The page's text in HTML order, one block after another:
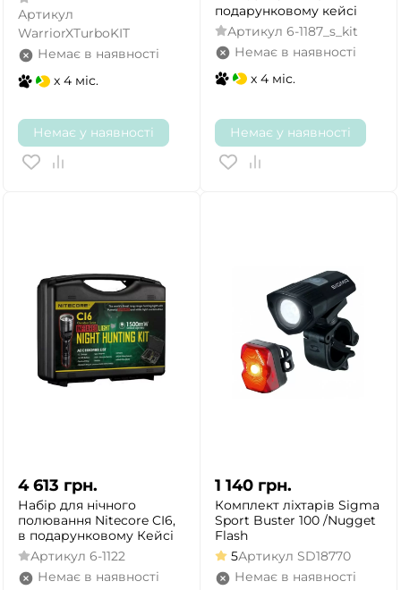
Артикул
WarriorXTurboKIT
Немає в наявності
x 4 міс.
Немає у наявності
подарунковому кейсі
Артикул 6-1187_s_kit
Немає в наявності
x 4 міс.
Немає у наявності
4 613 грн.
Набір для нічного
полювання Nitecore CI6,
в подарунковому Кейсі
Артикул 6-1122
Немає в наявності
1 140 грн.
Комплект ліхтарів Sigma
Sport Buster 100 /Nugget
Flash
5Артикул SD18770
Немає в наявності